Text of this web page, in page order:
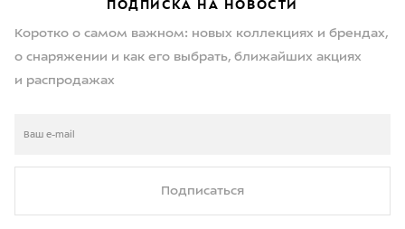
ПОДПИСКА НА НОВОСТИ
Коротко о самом важном: новых коллекциях и брендах,
о снаряжении и как его выбрать, ближайших акциях
и распродажах
Подписаться